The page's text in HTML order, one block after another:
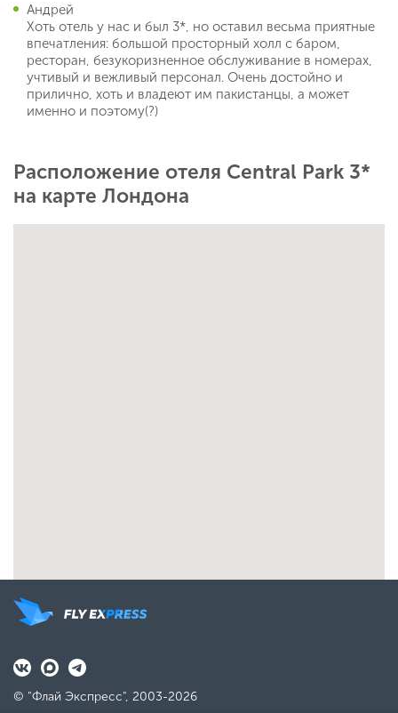
Андрей
Хоть отель у нас и был 3*, но оставил весьма приятные
впечатления: большой просторный холл с баром,
ресторан, безукоризненное обслуживание в номерах,
учтивый и вежливый персонал. Очень достойно и
прилично, хоть и владеют им пакистанцы, а может
именно и поэтому(?)
Расположение отеля Central Park 3*
на карте Лондона
© "Флай Экспресс", 2003-2026